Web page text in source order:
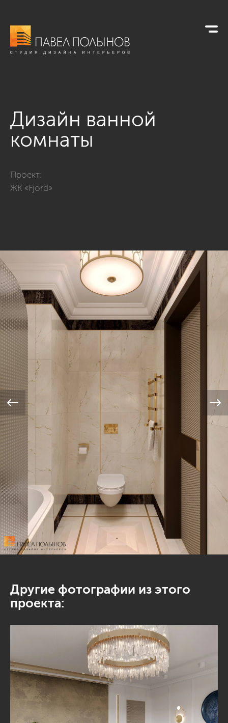
Дизайн ванной
комнаты
Проект:
ЖК «Fjord»
Другие фотографии из этого
проекта: